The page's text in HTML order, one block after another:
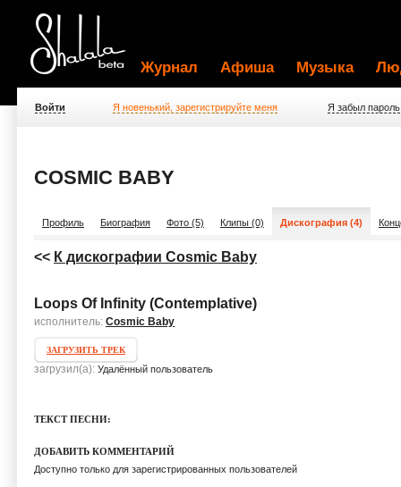
Журнал Афиша Музыка
Войти Я новенький, зарегистрируйте меня Я забыл пароль
COSMIC BABY
Профиль Биография Фото (5) Клипы (0) Дискография (4)
<< К дискографии Cosmic Baby
Loops Of Infinity (Contemplative)
исполнитель: Cosmic Baby
ЗАГРУЗИТЬ ТРЕК
загрузил(а): Удалённый пользователь
ТЕКСТ ПЕСНИ:
ДОБАВИТЬ КОММЕНТАРИЙ
Доступно только для зарегистрированных пользователей